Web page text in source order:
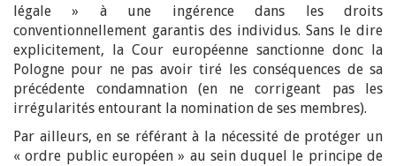
légale » à une ingérence dans les droits
conventionnellement garantis des individus. Sans le dire
explicitement, la Cour européenne sanctionne donc la
Pologne pour ne pas avoir tiré les conséquences de sa
précédente condamnation (en ne corrigeant pas les
irrégularités entourant la nomination de ses membres).
Par ailleurs, en se référant à la nécessité de protéger un
« ordre public européen » au sein duquel le principe de